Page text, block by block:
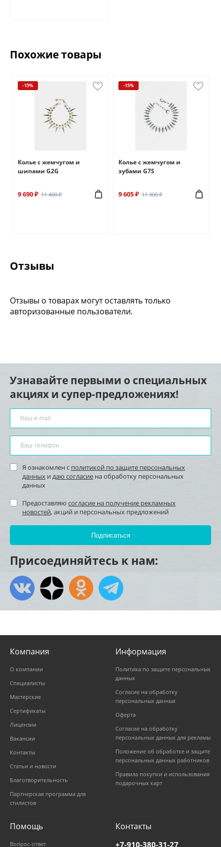
Похожие товары
-15%
Колье с жемчугом и
шипами G2G
9 690 ₽ 11 400 ₽
-15%
Колье с жемчугом и
зубами G7S
9 605 ₽ 11 300 ₽
Отзывы
Отзывы о товарах могут оставлять только
авторизованные пользователи.
Узнавайте первыми о специальных
акциях и супер-предложениях!
Я ознакомлен с политикой по защите персональных
данных и даю согласие на обработку персональных
данных
Предоставляю согласие на получение рекламных
новостей, акций и персональных предложений
Присоединяйтесь к нам:
Компания
О компании
Специалисты
Мастерские
Сертификаты
Лицензии
Вакансии
Контакты
Статьи и новости
Благотворительность
Партнерская программа для
стилистов
Информация
Политика по защите персональных
данных
Согласие на обработку
персональных данных
Оферта
Согласие на обработку
персональных данных для рекламы
Положение об обработке и защите
персональных данных работников
Правила покупки и использования
подарочных карт
Помощь
Вопрос-ответ
Контакты
+7-910-380-31-27